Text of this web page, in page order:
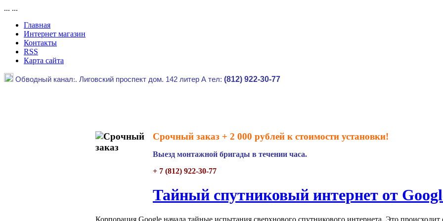
... ...
Главная
Интернет магазин
Контакты
RSS
Карта сайта
Обводный канал:. Лиговский проспект дом. 142 литер А тел: (812) 922-30-77
Срочный заказ + 2 000 рублей к стоимости установки!
Выезд монтажной бригады в течении часа.
+ 7 (812) 922-30-77
Тайный спутниковый интернет от
Корпорация Google начала тайные испытания сверхнового спутникового интернета. Это